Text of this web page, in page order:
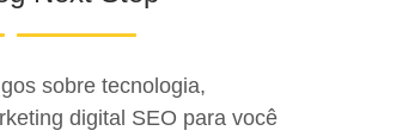
sobre tecnologia,
digital SEO para você